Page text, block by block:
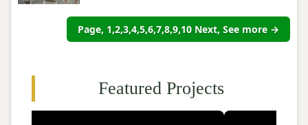
Page, 1,2,3,4,5,6,7,8,9,10 Next, See more →
Featured Projects